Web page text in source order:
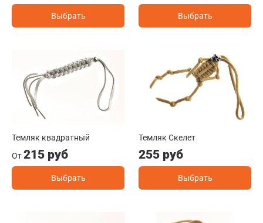
Выбрать Выбрать
Темляк квадратный
От215 руб
Выбрать
Темляк Скелет
255 руб
Выбрать